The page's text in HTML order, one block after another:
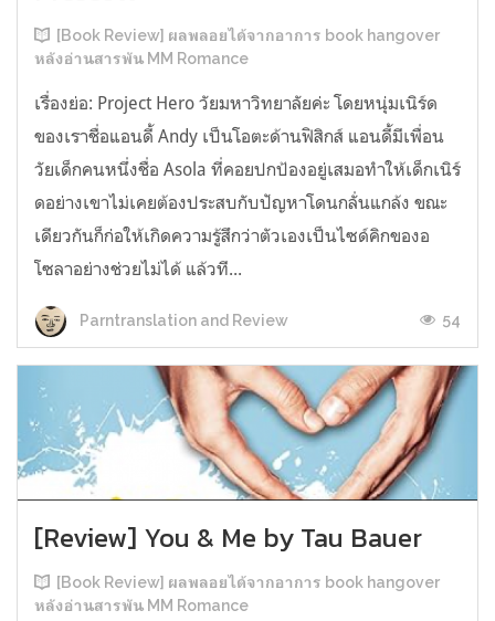
[Book Review] ผลพลอยได้จากอาการ book hangover
หลังอ่านสารพัน MM Romance
เรื่องย่อ: Project Hero วัยมหาวิทยาลัยค่ะ โดยหนุ่มเนิร์ด
ของเราชื่อแอนดี้ Andy เป็นโอตะด้านฟิสิกส์ แอนดี้มีเพื่อน
วัยเด็กคนหนึ่งชื่อ Asola ที่คอยปกป้องอยู่เสมอทำให้เด็กเนิร์
ดอย่างเขาไม่เคยต้องประสบกับปัญหาโดนกลั่นแกล้ง ขณะ
เดียวกันก็ก่อให้เกิดความรู้สึกว่าตัวเองเป็นไซด์คิกของอ
โซลาอย่างช่วยไม่ได้ แล้วที...
Parntranslation and Review 54
[Review] You & Me by Tau Bauer
[Book Review] ผลพลอยได้จากอาการ book hangover
หลังอ่านสารพัน MM Romance